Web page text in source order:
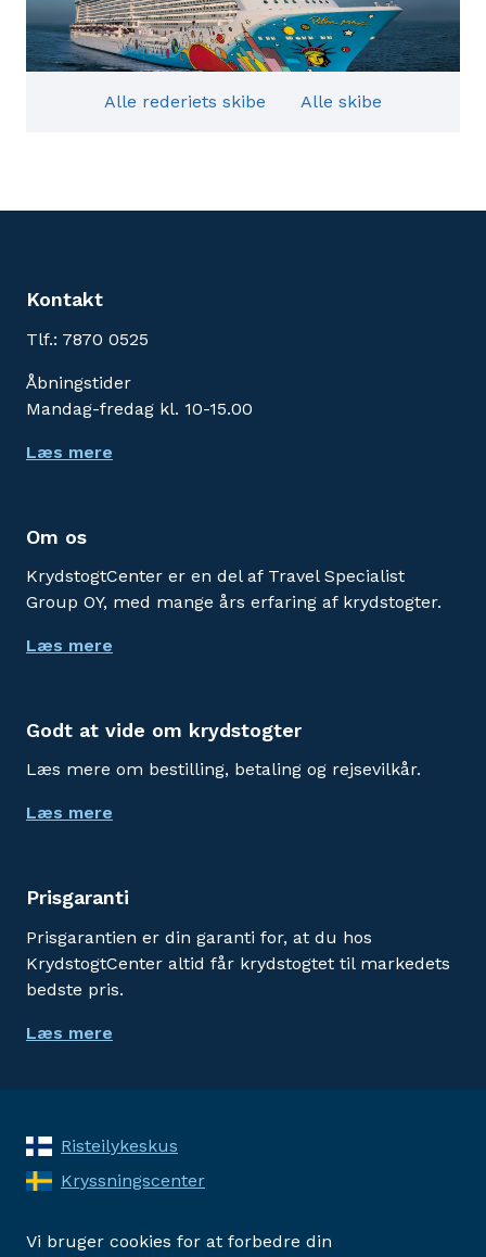
Alle rederiets skibe Alle skibe
Kontakt
Tlf.: 7870 0525
Åbningstider
Mandag-fredag kl. 10-15.00
Læs mere
Om os
KrydstogtCenter er en del af Travel Specialist
Group OY, med mange års erfaring af krydstogter.
Læs mere
Godt at vide om krydstogter
Læs mere om bestilling, betaling og rejsevilkår.
Læs mere
Prisgaranti
Prisgarantien er din garanti for, at du hos
KrydstogtCenter altid får krydstogtet til markedets
bedste pris.
Læs mere
Risteilykeskus
Kryssningscenter
Vi bruger cookies for at forbedre din